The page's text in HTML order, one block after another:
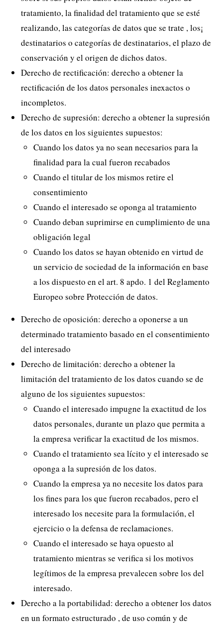
tratamiento, la finalidad del tratamiento que se esté
realizando, las categorías de datos que se trate , los¡
destinatarios o categorías de destinatarios, el plazo de
conservación y el origen de dichos datos.
Derecho de rectificación: derecho a obtener la
rectificación de los datos personales inexactos o
incompletos.
Derecho de supresión: derecho a obtener la supresión
de los datos en los siguientes supuestos:
Cuando los datos ya no sean necesarios para la
finalidad para la cual fueron recabados
Cuando el titular de los mismos retire el
consentimiento
Cuando el interesado se oponga al tratamiento
Cuando deban suprimirse en cumplimiento de una
obligación legal
Cuando los datos se hayan obtenido en virtud de
un servicio de sociedad de la información en base
a los dispuesto en el art. 8 apdo. 1 del Reglamento
Europeo sobre Protección de datos.
Derecho de oposición: derecho a oponerse a un
determinado tratamiento basado en el consentimiento
del interesado
Derecho de limitación: derecho a obtener la
limitación del tratamiento de los datos cuando se de
alguno de los siguientes supuestos:
Cuando el interesado impugne la exactitud de los
datos personales, durante un plazo que permita a
la empresa verificar la exactitud de los mismos.
Cuando el tratamiento sea lícito y el interesado se
oponga a la supresión de los datos.
Cuando la empresa ya no necesite los datos para
los fines para los que fueron recabados, pero el
interesado los necesite para la formulación, el
ejercicio o la defensa de reclamaciones.
Cuando el interesado se haya opuesto al
tratamiento mientras se verifica si los motivos
legítimos de la empresa prevalecen sobre los del
interesado.
Derecho a la portabilidad: derecho a obtener los datos
en un formato estructurado , de uso común y de